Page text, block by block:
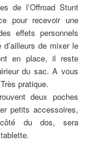
de l’Offroad Stunt
pour recevoir une
effets personnels
de mixer le
en place, il reste
du sac. A vous
pratique.
deux poches
petits accessoires,
du dos, sera